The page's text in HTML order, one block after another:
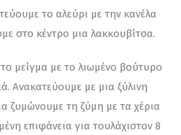
το αλεύρι με την κανέλα
στο κέντρο μια λακκουβίτσα.
μείγμα με το λιωμένο βούτυρο
Ανακατεύουμε με μια ξύλινη
ζυμώνουμε τη ζύμη με τα χέρια
επιφάνεια για τουλάχιστον 8